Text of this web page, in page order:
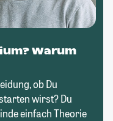
Warum
ob Du
wirst? Du
einfach Theorie